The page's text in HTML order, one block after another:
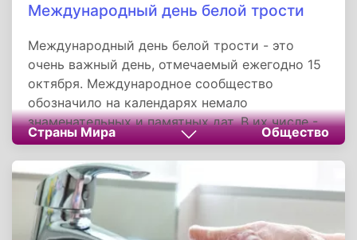
Международный день белой трости
Международный день белой трости - это
очень важный день, отмечаемый ежегодно 15
октября. Международное сообщество
обозначило на календарях немало
знаменательных и памятных дат. В их числе -
Международный день белой трости. Это - не
праздник. Это - своеобразный знак беды,
напоминающий обществу о существовании
рядом людей с ограниченными физическими
возможностями, о помощи и о солидарности.
Страны Мира Общество